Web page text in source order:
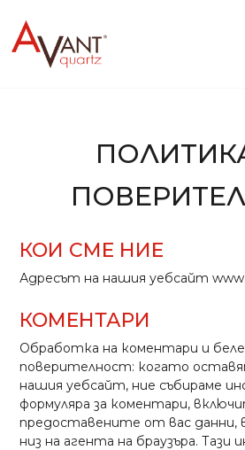
Защо Avant
Файлове
КОИ СМЕ НИЕ
Адресът на нашия уебсайт
КОМЕНТАРИ
Обработка на коментари и
поверителност: когато
нашия уебсайт, ние събираме
формуляра за коментари,
предоставените от вас данни,
низ на агента на браузъра. Тази